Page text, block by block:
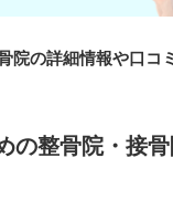
院の詳細情報や口コ
の整骨院・接